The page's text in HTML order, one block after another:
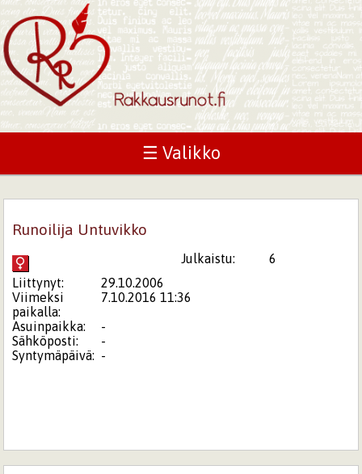
☰ Valikko
Runoilija Untuvikko
Julkaistu:
6
Liittynyt:
29.10.2006
Viimeksi
paikalla:
7.10.2016 11:36
Asuinpaikka:
-
Sähköposti:
-
Syntymäpäivä: -